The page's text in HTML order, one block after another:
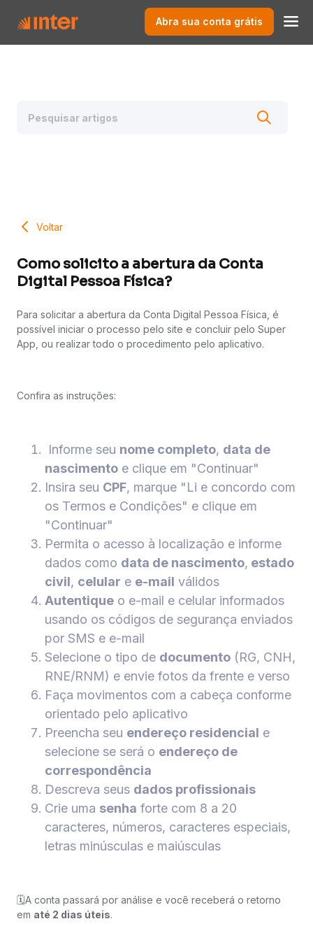
Abra sua conta grátis
Voltar
Como solicito a abertura da Conta
Digital Pessoa Física?
Para solicitar a abertura da Conta Digital Pessoa Física, é
possível iniciar o processo pelo site e concluir pelo Super
App, ou realizar todo o procedimento pelo aplicativo.
Confira as instruções:
Informe seu nome completo, data de
nascimento e clique em "Continuar"
Insira seu CPF, marque "Li e concordo com
os Termos e Condições" e clique em
"Continuar"
Permita o acesso à localização e informe
dados como data de nascimento, estado
civil, celular e e-mail válidos
Autentique o e-mail e celular informados
usando os códigos de segurança enviados
por SMS e e-mail
Selecione o tipo de documento (RG, CNH,
RNE/RNM) e envie fotos da frente e verso
Faça movimentos com a cabeça conforme
orientado pelo aplicativo
Preencha seu endereço residencial e
selecione se será o endereço de
correspondência
Descreva seus dados profissionais
Crie uma senha forte com 8 a 20
caracteres, números, caracteres especiais,
letras minúsculas e maiúsculas
🗓️A conta passará por análise e você receberá o retorno
em até 2 dias úteis.